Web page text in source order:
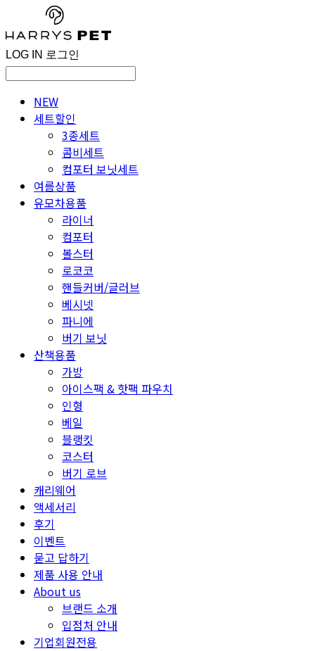
LOG IN 로그인
NEW
세트할인
3종세트
콤비세트
컴포터 보닛세트
여름상품
유모차용품
라이너
컴포터
볼스터
로코코
핸들커버/글러브
베시넷
파니에
버기 보닛
산책용품
가방
아이스팩 & 핫팩 파우치
인형
베일
블랭킷
코스터
버기 로브
캐리웨어
액세서리
후기
이벤트
묻고 답하기
제품 사용 안내
About us
브랜드 소개
입점처 안내
기업회원전용